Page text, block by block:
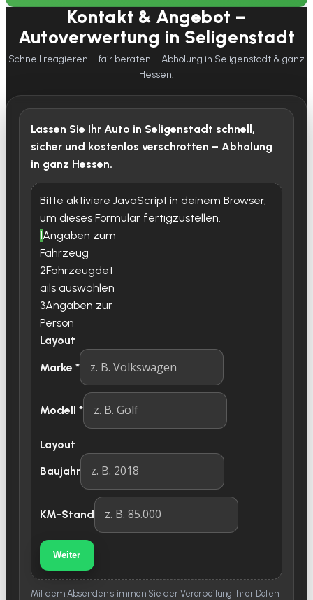
Kontakt & Angebot –
Autoverwertung in Seligenstadt
Schnell reagieren – fair beraten – Abholung in Seligenstadt & ganz
Hessen.
Lassen Sie Ihr Auto in Seligenstadt schnell,
sicher und kostenlos verschrotten – Abholung
in ganz Hessen.
Bitte aktiviere JavaScript in deinem Browser,
um dieses Formular fertigzustellen.
1Angaben zum
Fahrzeug
2Fahrzeugdet
ails auswählen
3Angaben zur
Person
Layout
Marke *
Modell *
Layout
Baujahr
KM-Stand
Weiter
Mit dem Absenden stimmen Sie der Verarbeitung Ihrer Daten